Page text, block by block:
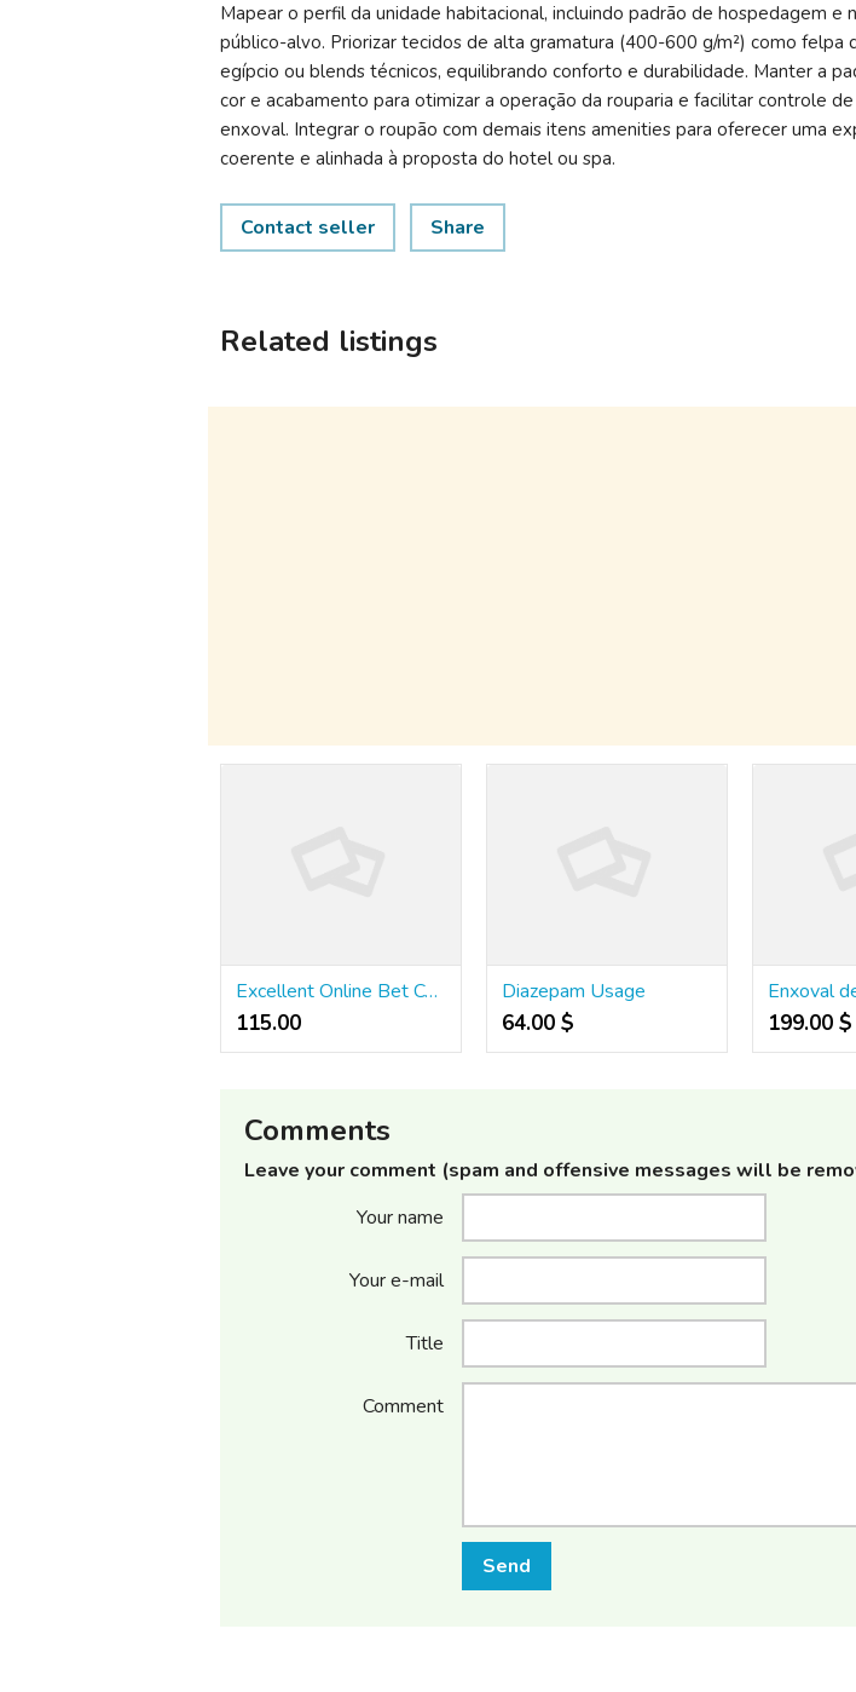
Mapear o perfil da unidade habitacional, incluindo padrão de hospedagem e
público-alvo. Priorizar tecidos de alta gramatura (400-600 g/m²) como felpa
egípcio ou blends técnicos, equilibrando conforto e durabilidade. Manter a
cor e acabamento para otimizar a operação da rouparia e facilitar controle
enxoval. Integrar o roupão com demais itens amenities para oferecer uma
coerente e alinhada à proposta do hotel ou spa.
Contact seller Share
Related listings
Excellent Online Bet Companion 77792175366125744618999
115.00 ₹
Diazepam Usage
64.00 $ 199.00 $
Comments
Leave your comment (spam and offensive messages will be
Your name
Your e-mail
Title
Comment
Send